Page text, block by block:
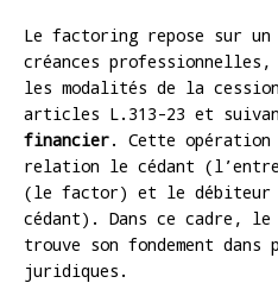
Le factoring repose sur un
créances
les modalités de la
articles L.313-23 et
financier. Cette
relation le cédant
(le factor) et le débiteur
cédant). Dans ce cadre,
trouve son fondement dans
juridiques.